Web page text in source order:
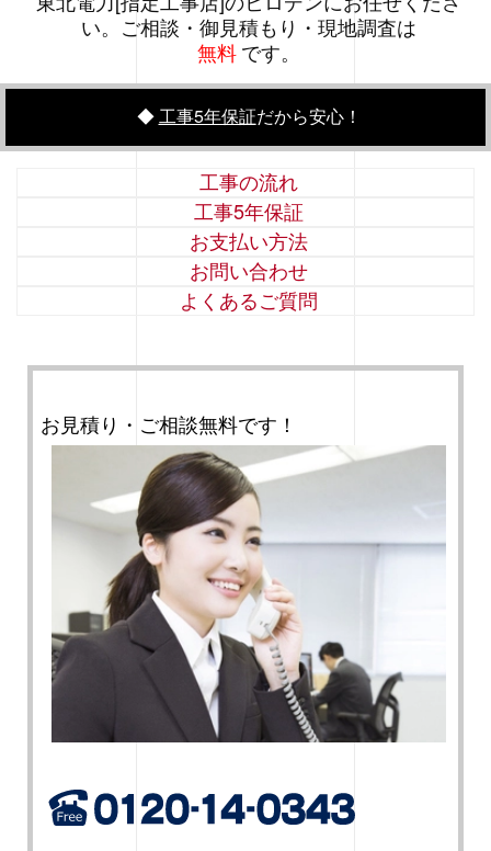
い。ご相談・御見積もり・現地調査は
無料です。
◆工事5年保証だから安心！
工事の流れ
工事5年保証
お支払い方法
お問い合わせ
よくあるご質問
お見積り・ご相談無料です！